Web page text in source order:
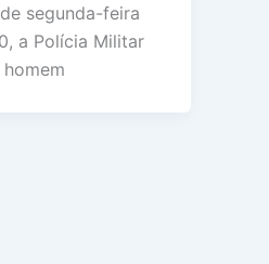
segunda-feira
a Polícia Militar